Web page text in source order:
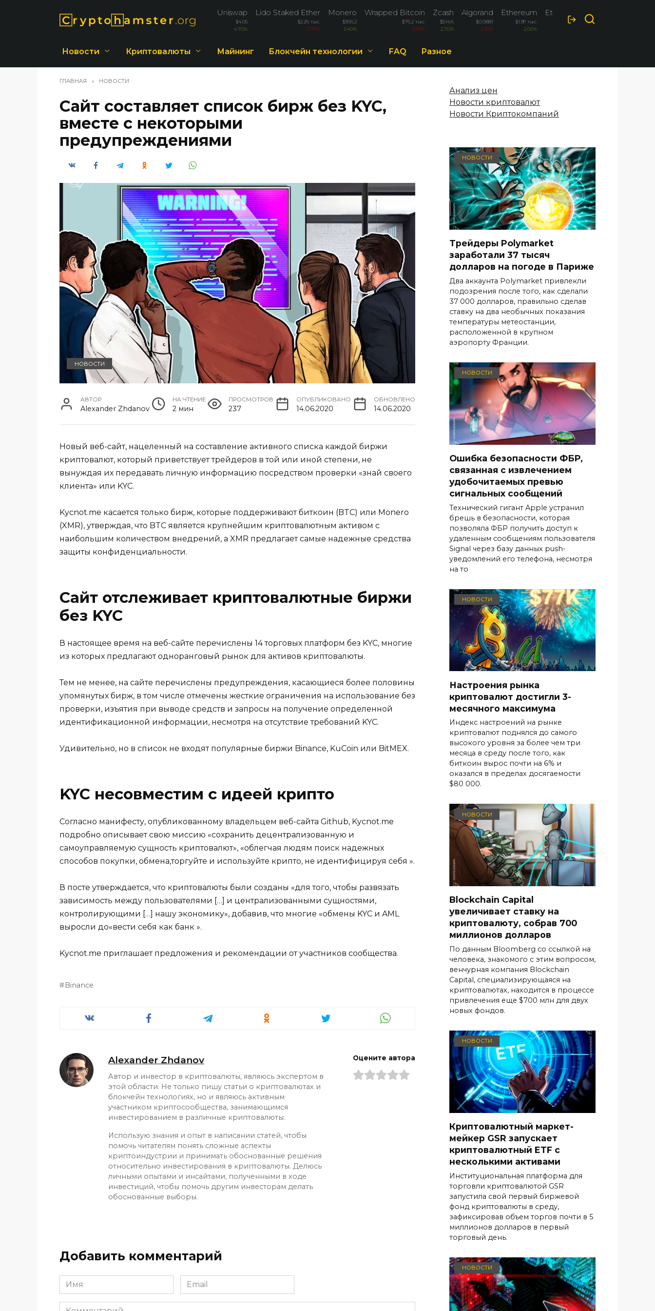
Uniswap
$4.05
4.70%
Lido Staked Ether
$2.26 тыс.
-3.76%
Monero
$366.2
3.40%
Wrapped Bitcoin
$76.2 тыс.
-3.26%
Zcash
$514.6
2.70%
Algorand
$0.0881
-2.10%
Ethereum
$1.91 тыс.
2.00%
Ethereum Classic
Новости Криптовалюты Майнинг Блокчейн технологии FAQ Разное
ГЛАВНАЯ » НОВОСТИ
Сайт составляет список бирж без KYC,
вместе с некоторыми
предупреждениями
НОВОСТИ
АВТОР
Alexander Zhdanov
НА ЧТЕНИЕ
2 мин
ПРОСМОТРОВ
237
ОПУБЛИКОВАНО
14.06.2020
ОБНОВЛЕНО
14.06.2020
Новый веб-сайт, нацеленный на составление активного списка каждой биржи
криптовалют, который приветствует трейдеров в той или иной степени, не
вынуждая их передавать личную информацию посредством проверки «знай своего
клиента» или KYC.
Kycnot.me касается только бирж, которые поддерживают биткоин (BTC) или Monero
(XMR), утверждая, что BTC является крупнейшим криптовалютным активом с
наибольшим количеством внедрений, а XMR предлагает самые надежные средства
защиты конфиденциальности.
Сайт отслеживает криптовалютные биржи
без KYC
В настоящее время на веб-сайте перечислены 14 торговых платформ без KYC, многие
из которых предлагают одноранговый рынок для активов криптовалюты.
Тем не менее, на сайте перечислены предупреждения, касающиеся более половины
упомянутых бирж, в том числе отмечены жесткие ограничения на использование без
проверки, изъятия при выводе средств и запросы на получение определенной
идентификационной информации, несмотря на отсутствие требований KYC.
Удивительно, но в список не входят популярные биржи Binance, KuCoin или BitMEX.
KYC несовместим с идеей крипто
Согласно манифесту, опубликованному владельцем веб-сайта Github, Kycnot.me
подробно описывает свою миссию «сохранить децентрализованную и
самоуправляемую сущность криптовалют», «облегчая людям поиск надежных
способов покупки, обмена,торгуйте и используйте крипто, не идентифицируя себя ».
В посте утверждается, что криптовалюты были созданы «для того, чтобы развязать
зависимость между пользователями […] и централизованными сущностями,
контролирующими […] нашу экономику», добавив, что многие «обмены KYC и AML
выросли до«вести себя как банк ».
Kycnot.me приглашает предложения и рекомендации от участников сообщества.
Binance
Alexander Zhdanov
Автор и инвестор в криптовалюты, являюсь экспертом в
этой области. Не только пишу статьи о криптовалютах и
блокчейн технологиях, но и являюсь активным
участником криптосообщества, занимающимся
инвестированием в различные криптовалюты.
Использую знания и опыт в написании статей, чтобы
помочь читателям понять сложные аспекты
криптоиндустрии и принимать обоснованные решения
относительно инвестирования в криптовалюты. Делюсь
личными опытами и инсайтами, полученными в ходе
инвестиций, чтобы помочь другим инвесторам делать
обоснованные выборы.
Оцените автора
Добавить комментарий
Имя
*
Email
*
Комментарий
Анализ цен
Новости криптовалют
Новости Криптокомпаний
НОВОСТИ
Трейдеры Polymarket
заработали 37 тысяч
долларов на погоде в Париже
Два аккаунта Polymarket привлекли
подозрения после того, как сделали
37 000 долларов, правильно сделав
ставку на два необычных показания
температуры метеостанции,
расположенной в крупном
аэропорту Франции.
НОВОСТИ
Ошибка безопасности ФБР,
связанная с извлечением
удобочитаемых превью
сигнальных сообщений
Технический гигант Apple устранил
брешь в безопасности, которая
позволяла ФБР получить доступ к
удаленным сообщениям пользователя
Signal через базу данных push-
уведомлений его телефона, несмотря
на то
НОВОСТИ
Настроения рынка
криптовалют достигли 3-
месячного максимума
Индекс настроений на рынке
криптовалют поднялся до самого
высокого уровня за более чем три
месяца в среду после того, как
биткоин вырос почти на 6% и
оказался в пределах досягаемости
$80 000.
НОВОСТИ
Blockchain Capital
увеличивает ставку на
криптовалюту, собрав 700
миллионов долларов
По данным Bloomberg со ссылкой на
человека, знакомого с этим вопросом,
венчурная компания Blockchain
Capital, специализирующаяся на
криптовалютах, находится в процессе
привлечения еще $700 млн для двух
новых фондов.
НОВОСТИ
Криптовалютный маркет-
мейкер GSR запускает
криптовалютный ETF с
несколькими активами
Институциональная платформа для
торговли криптовалютой GSR
запустила свой первый биржевой
фонд криптовалюты в среду,
зафиксировав объем торгов почти в 5
миллионов долларов в первый
торговый день.
НОВОСТИ